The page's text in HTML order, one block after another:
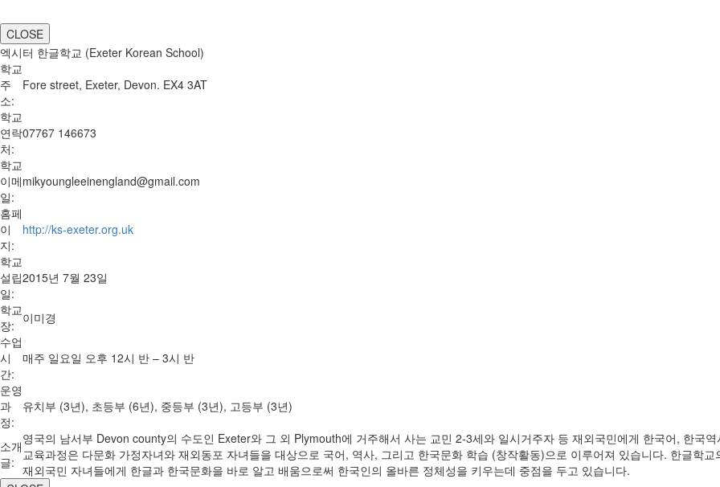
CLOSE
엑시터 한글학교 (Exeter Korean School)
학교
주
소:
Fore street, Exeter, Devon. EX4 3AT
학교
연락
처:
07767 146673
학교
이메
일:
mikyoungleeinengland@gmail.com
홈페
이
지:
http://ks-exeter.org.uk
학교
설립
일:
2015년 7월 23일
학교
장: 이미경
수업
시
간:
매주 일요일 오후 12시 반 – 3시 반
운영
과
정:
유치부 (3년), 초등부 (6년), 중등부 (3년), 고등부 (3년)
소개
글:
영국의 남서부 Devon county의 수도인 Exeter와 그 외 Plymouth에 거주해서 사는 교민 2-3세와 일시거주자 등 재외국민에게 한국어, 한국
교육과정은 다문화 가정자녀와 재외동포 자녀들을 대상으로 국어, 역사, 그리고 한국문화 학습 (창작활동)으로 이루어져 있습니다. 한글학
재외국민 자녀들에게 한글과 한국문화을 바로 알고 배움으로써 한국인의 올바른 정체성을 키우는데 중점을 두고 있습니다.